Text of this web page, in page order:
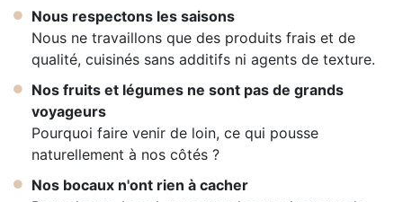
Nous respectons les saisons
Nous ne travaillons que des produits frais et de
qualité, cuisinés sans additifs ni agents de texture.
Nos fruits et légumes ne sont pas de grands
voyageurs
Pourquoi faire venir de loin, ce qui pousse
naturellement à nos côtés ?
Nos bocaux n'ont rien à cacher